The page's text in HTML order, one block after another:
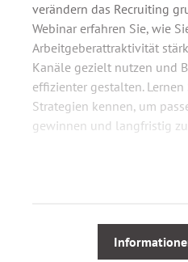
verändern das Recruiting
Webinar erfahren Sie, wie
Arbeitgeberattraktivität
Kanäle gezielt nutzen und
effizienter gestalten.
Strategien kennen, um
gewinnen und langfristig
Recruiting-Trends, KI-
erfolgreiche Strategien